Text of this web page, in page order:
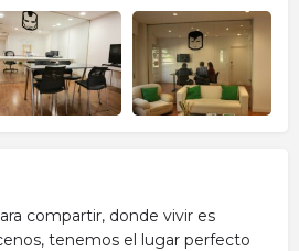
compartir, donde vivir es
tenemos el lugar perfecto